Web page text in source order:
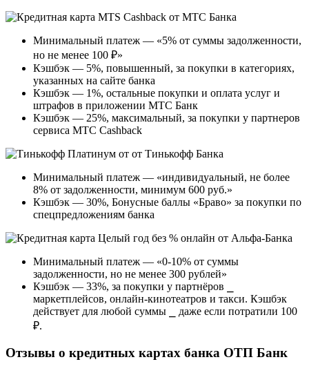
Минимальный платеж — «5% от суммы задолженности,
но не менее 100 ₽»
Кэшбэк — 5%, повышенный, за покупки в категориях,
указанных на сайте банка
Кэшбэк — 1%, остальные покупки и оплата услуг и
штрафов в приложении МТС Банк
Кэшбэк — 25%, максимальный, за покупки у партнеров
сервиса МТС Cashback
Минимальный платеж — «индивидуальный, не более
8% от задолженности, минимум 600 руб.»
Кэшбэк — 30%, Бонусные баллы «Браво» за покупки по
спецпредложениям банка
Минимальный платеж — «0-10% от суммы
задолженности, но не менее 300 рублей»
Кэшбэк — 33%, за покупки у партнёров ⎯
маркетплейсов, онлайн-кинотеатров и такси. Кэшбэк
действует для любой суммы ⎯ даже если потратили 100
₽.
Отзывы о кредитных картах банка ОТП Банк